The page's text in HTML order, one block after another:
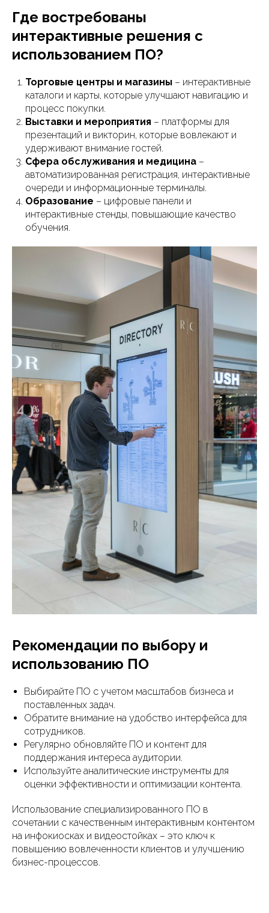
Где востребованы
интерактивные решения с
использованием ПО?
Торговые центры и магазины – интерактивные
каталоги и карты, которые улучшают навигацию и
процесс покупки.
Выставки и мероприятия – платформы для
презентаций и викторин, которые вовлекают и
удерживают внимание гостей.
Сфера обслуживания и медицина –
автоматизированная регистрация, интерактивные
очереди и информационные терминалы.
Образование – цифровые панели и
интерактивные стенды, повышающие качество
обучения.
Рекомендации по выбору и
использованию ПО
Выбирайте ПО с учетом масштабов бизнеса и
поставленных задач.
Обратите внимание на удобство интерфейса для
сотрудников.
Регулярно обновляйте ПО и контент для
поддержания интереса аудитории.
Используйте аналитические инструменты для
оценки эффективности и оптимизации контента.
Использование специализированного ПО в
сочетании с качественным интерактивным контентом
на инфокиосках и видеостойках – это ключ к
повышению вовлеченности клиентов и улучшению
бизнес-процессов.